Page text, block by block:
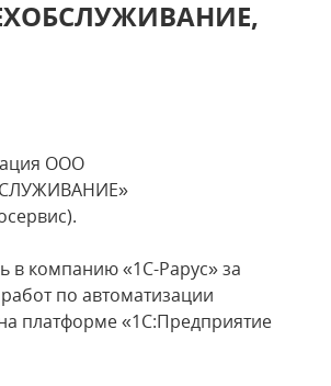
ООО
в компанию «1С-Рарус» за
по автоматизации
платформе «1С:Предприятие